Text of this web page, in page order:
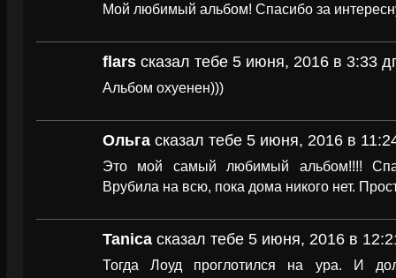
Мой любимый альбом! Спасибо за
flars сказал тебе 5 июня, 2016 в 3:33
Альбом охуенен)))
Ольга сказал тебе 5 июня, 2016 в
Это мой самый любимый альбом!!!!
Врубила на всю, пока дома никого нет.
Tanica сказал тебе 5 июня, 2016 в
Тогда Лоуд проглотился на ура. И